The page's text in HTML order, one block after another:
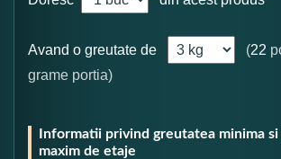
Avand o greutate de (22
grame portia)
Informatii privind greutatea minima si
maxim de etaje